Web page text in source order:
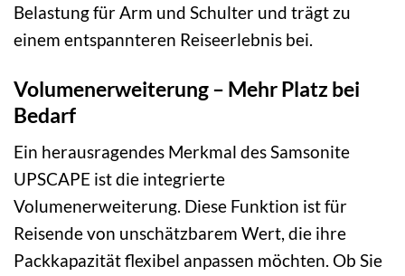
Belastung für Arm und Schulter und trägt zu
einem entspannteren Reiseerlebnis bei.
Volumenerweiterung – Mehr Platz bei
Bedarf
Ein herausragendes Merkmal des Samsonite
UPSCAPE ist die integrierte
Volumenerweiterung. Diese Funktion ist für
Reisende von unschätzbarem Wert, die ihre
Packkapazität flexibel anpassen möchten. Ob Sie